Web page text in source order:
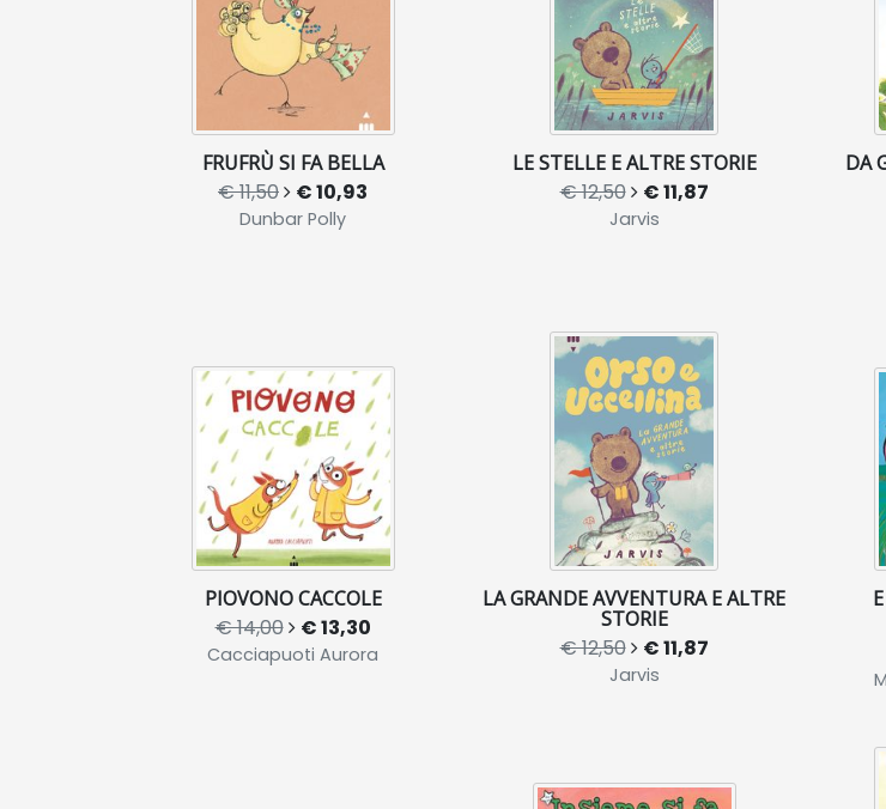
FRUFRÙ SI FA BELLA
€ 11,50 € 10,93
Dunbar Polly
LE STELLE E ALTRE STORIE
€ 12,50 € 11,87
Jarvis
DA
PIOVONO CACCOLE
€ 14,00 € 13,30
Cacciapuoti Aurora
LA GRANDE AVVENTURA E ALTRE
STORIE
€ 12,50 € 11,87
Jarvis